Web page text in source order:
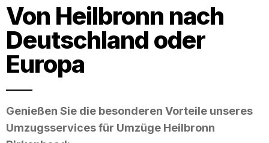
Von Heilbronn nach
Deutschland oder
Europa
Genießen Sie die besonderen Vorteile unseres
Umzugsservices für Umzüge Heilbronn